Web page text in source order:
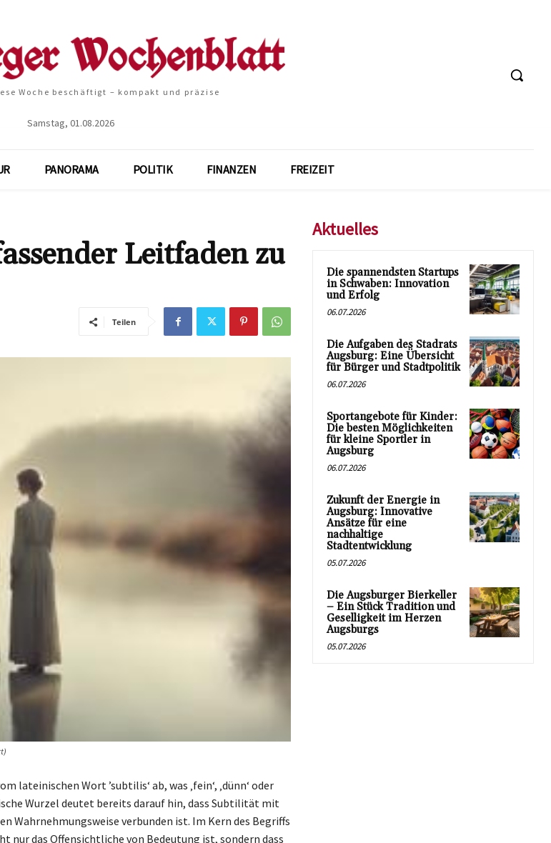
Woche beschäftigt – kompakt und präzise
Samstag, 01.08.2026
PANORAMA POLITIK FINANZEN FREIZEIT
Leitfaden zu
Teilen
lateinischen Wort ’subtilis‘ ab, was ‚fein‘, ‚dünn‘ oder
Wurzel deutet bereits darauf hin, dass Subtilität mit
Wahrnehmungsweise verbunden ist. Im Kern des Begriffs
nur das Offensichtliche von Bedeutung ist, sondern dass
Aktuelles
Die spannendsten Startups
in Schwaben: Innovation
und Erfolg
06.07.2026
Die Aufgaben des Stadrats
Augsburg: Eine Übersicht
für Bürger und Stadtpolitik
06.07.2026
Sportangebote für Kinder:
Die besten Möglichkeiten
für kleine Sportler in
Augsburg
06.07.2026
Zukunft der Energie in
Augsburg: Innovative
Ansätze für eine
nachhaltige
Stadtentwicklung
05.07.2026
Die Augsburger Bierkeller
– Ein Stück Tradition und
Geselligkeit im Herzen
Augsburgs
05.07.2026